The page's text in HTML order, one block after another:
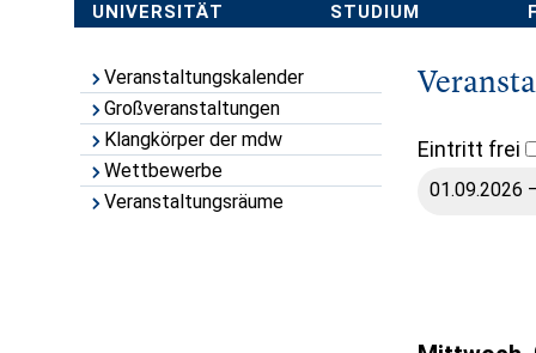
UNIVERSITÄT STUDIUM
Veranstaltungskalender
Großveranstaltungen
Klangkörper der mdw
Wettbewerbe
Veranstaltungsräume
Eintritt frei